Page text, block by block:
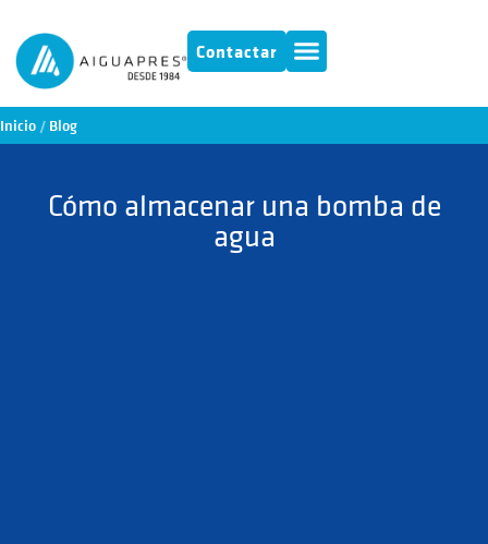
Contactar
Inicio / Blog
Cómo almacenar una bomba de
agua